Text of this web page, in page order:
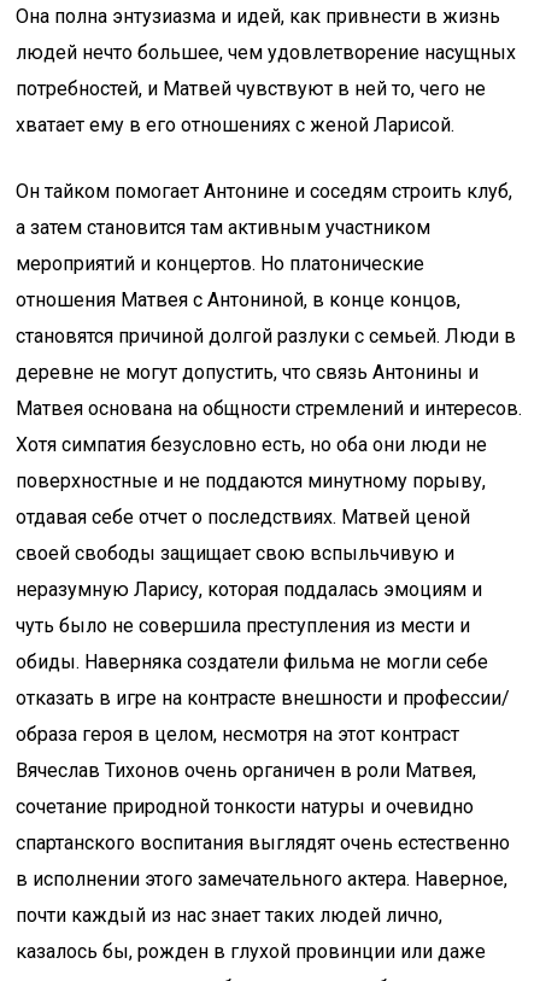
Она полна энтузиазма и идей, как привнести в жизнь
людей нечто большее, чем удовлетворение насущных
потребностей, и Матвей чувствуют в ней то, чего не
хватает ему в его отношениях с женой Ларисой.
Он тайком помогает Антонине и соседям строить клуб,
а затем становится там активным участником
мероприятий и концертов. Но платонические
отношения Матвея с Антониной, в конце концов,
становятся причиной долгой разлуки с семьей. Люди в
деревне не могут допустить, что связь Антонины и
Матвея основана на общности стремлений и интересов.
Хотя симпатия безусловно есть, но оба они люди не
поверхностные и не поддаются минутному порыву,
отдавая себе отчет о последствиях. Матвей ценой
своей свободы защищает свою вспыльчивую и
неразумную Ларису, которая поддалась эмоциям и
чуть было не совершила преступления из мести и
обиды. Наверняка создатели фильма не могли себе
отказать в игре на контрасте внешности и профессии/
образа героя в целом, несмотря на этот контраст
Вячеслав Тихонов очень органичен в роли Матвея,
сочетание природной тонкости натуры и очевидно
спартанского воспитания выглядят очень естественно
в исполнении этого замечательного актера. Наверное,
почти каждый из нас знает таких людей лично,
казалось бы, рожден в глухой провинции или даже